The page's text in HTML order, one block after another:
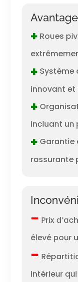
+ Roues
+ Système
innovant et
+
incluant
+ Garantie
rassurante
– Prix
élevé pour
–
intérieur